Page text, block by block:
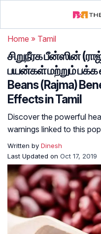
Home » Tamil
சிறுநீரக பீன்ஸின்
பயன்கள் மற்றும் பக்க
Beans (Rajma)
Effects in Tamil
Discover the powerful
warnings linked to this
Written by Dinesh
Last Updated on Oct 17, 2019